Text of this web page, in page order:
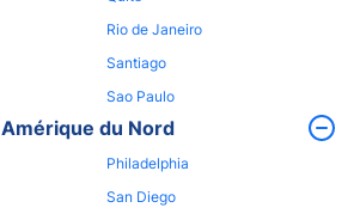
Rio de Janeiro
Santiago
Sao Paulo
Amérique du Nord
Philadelphia
San Diego